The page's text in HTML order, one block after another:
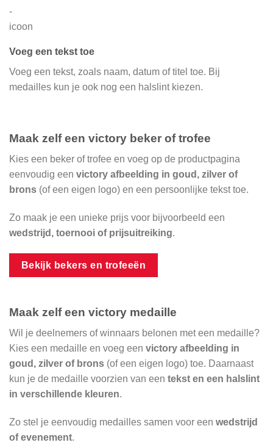
Voeg een tekst toe
Voeg een tekst, zoals naam, datum of titel toe. Bij
medailles kun je ook nog een halslint kiezen.
Maak zelf een victory beker of trofee
Kies een beker of trofee en voeg op de productpagina
eenvoudig een victory afbeelding in goud, zilver of
brons (of een eigen logo) en een persoonlijke tekst toe.
Zo maak je een unieke prijs voor bijvoorbeeld een
wedstrijd, toernooi of prijsuitreiking.
Bekijk bekers en trofeeën
Maak zelf een victory medaille
Wil je deelnemers of winnaars belonen met een medaille?
Kies een medaille en voeg een victory afbeelding in
goud, zilver of brons (of een eigen logo) toe. Daarnaast
kun je de medaille voorzien van een tekst en een halslint
in verschillende kleuren.
Zo stel je eenvoudig medailles samen voor een wedstrijd
of evenement.